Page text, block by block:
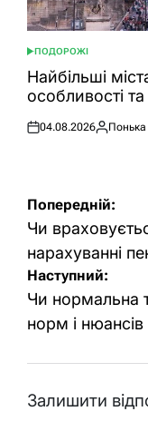
ОПУБЛІКУВАТИ
У
ПОДОРОЖІ
Найбільші
особливості та
Оприлюднено
04.08.2026
Навігація
записів
Попередній:
Чи
нарахуванні
Наступний:
Чи нормальна
норм і нюансів
Залишити